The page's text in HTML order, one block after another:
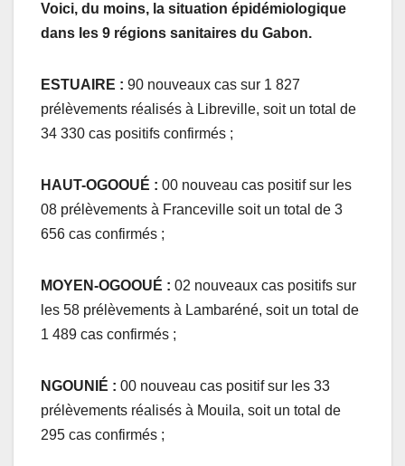
Voici, du moins, la situation épidémiologique
dans les 9 régions sanitaires du Gabon.
ESTUAIRE : 90 nouveaux cas sur 1 827
prélèvements réalisés à Libreville, soit un total de
34 330 cas positifs confirmés ;
HAUT-OGOOUÉ : 00 nouveau cas positif sur les
08 prélèvements à Franceville soit un total de 3
656 cas confirmés ;
MOYEN-OGOOUÉ : 02 nouveaux cas positifs sur
les 58 prélèvements à Lambaréné, soit un total de
1 489 cas confirmés ;
NGOUNIÉ : 00 nouveau cas positif sur les 33
prélèvements réalisés à Mouila, soit un total de
295 cas confirmés ;